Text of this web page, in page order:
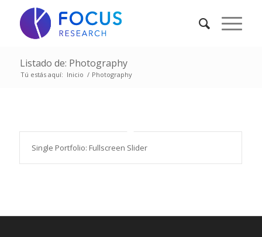
Listado de: Photography
Tú estás aquí: Inicio / Photography
Single Portfolio: Fullscreen Slider